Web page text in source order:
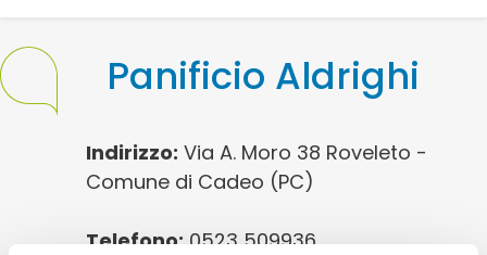
Panificio Aldrighi
Indirizzo: Via A. Moro 38 Roveleto -
Comune di Cadeo (PC)
Telefono: 0523 509936